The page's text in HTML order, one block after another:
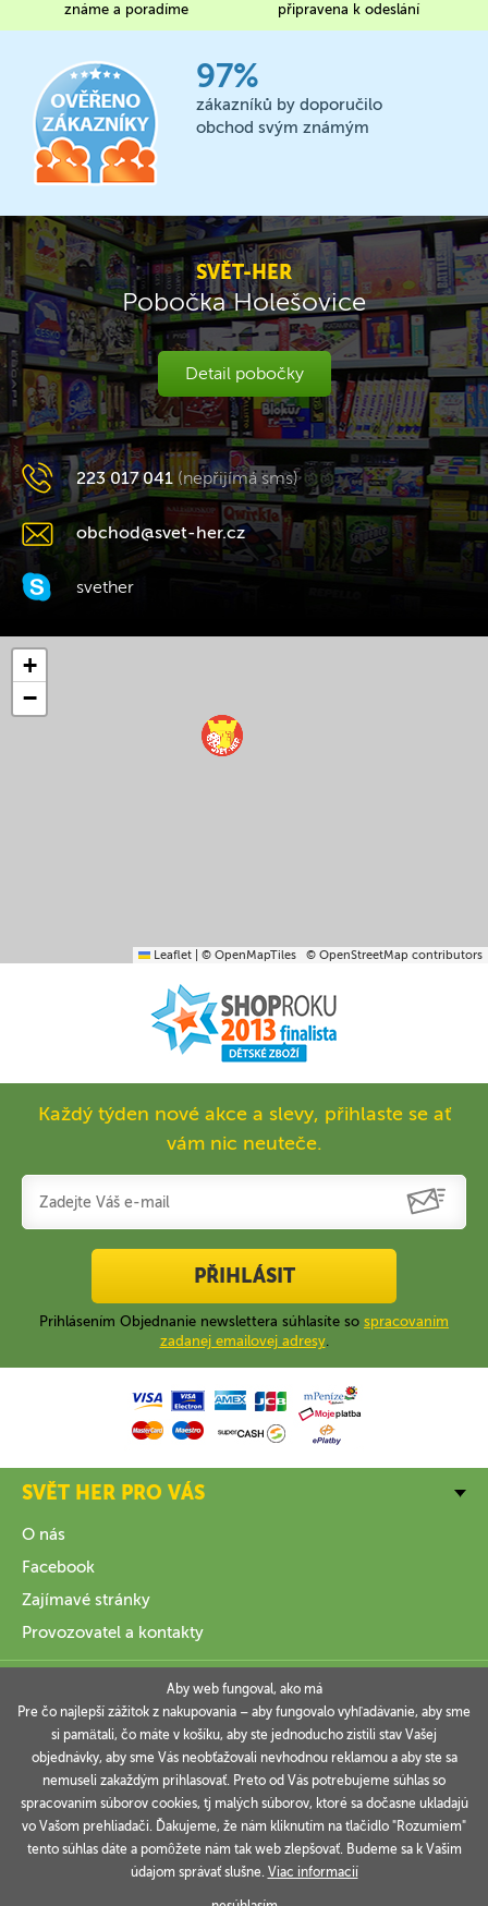
známe a poradíme
připravena k odeslání
97%
zákazníků by doporučilo
obchod svým známým
SVĚT-HER
Pobočka Holešovice
Detail pobočky
223 017 041 (nepřijímá sms)
obchod@svet-her.cz
svether
+
−
Leaflet © OpenMapTiles © OpenStreetMap contributors
Každý týden nové akce a slevy, přihlaste se ať
vám nic neuteče.
PŘIHLÁSIT
Prihlásením Objednanie newslettera súhlasíte so spracovaním
zadanej emailovej adresy.
SVĚT HER PRO VÁS
O nás
Facebook
Zajímavé stránky
Provozovatel a kontakty
INFORMACE
VAŠE OBJEDNÁVKY
Technicky zajišťujeSimplia.cz.
Aby web fungoval, ako má
Pre čo najlepší zážitok z nakupovania – aby fungovalo vyhľadávanie, aby sme
si pamätali, čo máte v košíku, aby ste jednoducho zistili stav Vašej
objednávky, aby sme Vás neobťažovali nevhodnou reklamou a aby ste sa
nemuseli zakaždým prihlasovať. Preto od Vás potrebujeme súhlas so
spracovaním súborov cookies, tj malých súborov, ktoré sa dočasne ukladajú
vo Vašom prehliadači. Ďakujeme, že nám kliknutím na tlačidlo "Rozumiem"
tento súhlas dáte a pomôžete nám tak web zlepšovať. Budeme sa k Vašim
údajom správať slušne. Viac informacií